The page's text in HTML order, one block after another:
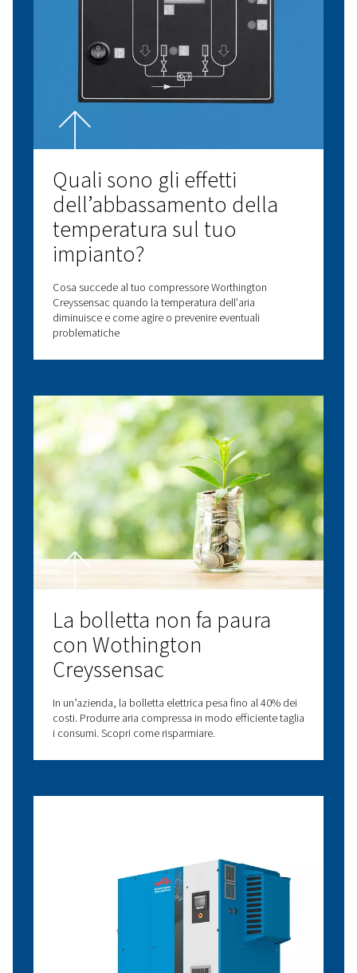
Ricambi e assistenza
Migliora l'efficienza del compressore con i ricambi e
di esperti. Dai ricambi originali alla manutenzione e
mantieni le prestazioni del tuo compressore d'aria
affidabile.
Visita il nostro blog
free?
tecnologia a vite o a pistoni. La sua particolarità
consiste nel generare aria priva di contaminazioni